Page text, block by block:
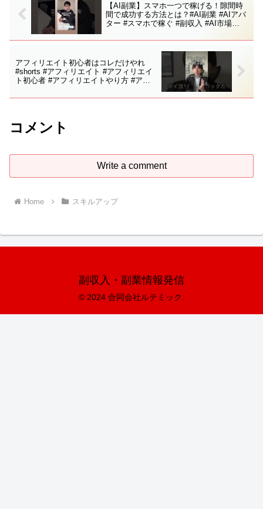
【AI副業】スマホ一つで稼げる！隙間時
間で成功する方法とは？#AI副業 #AIアバ
ター #スマホで稼ぐ #副収入 #AI市場
#隙間時間 #稼げる方法
アフィリエイト初心者はコレだけやれ
#shorts #アフィリエイト #アフィリエイ
ト初心者 #アフィリエイトやり方 #アフ
方 #副業
コメント
Write a comment
Home スキルアップ
副収入・副業情報発信
© 2024 合同会社ルテミック.